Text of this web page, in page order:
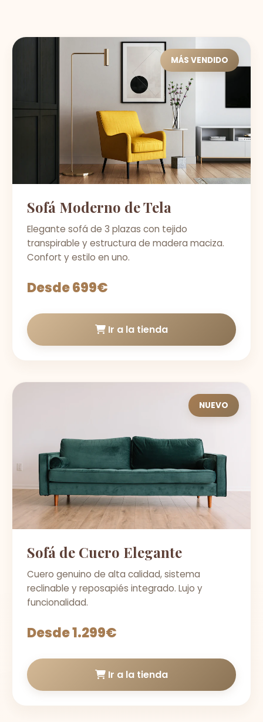
MÁS VENDIDO
Sofá Moderno de Tela
Elegante sofá de 3 plazas con tejido
transpirable y estructura de madera maciza.
Confort y estilo en uno.
Desde 699€
Ir a la tienda
NUEVO
Sofá de Cuero Elegante
Cuero genuino de alta calidad, sistema
reclinable y reposapiés integrado. Lujo y
funcionalidad.
Desde 1.299€
Ir a la tienda